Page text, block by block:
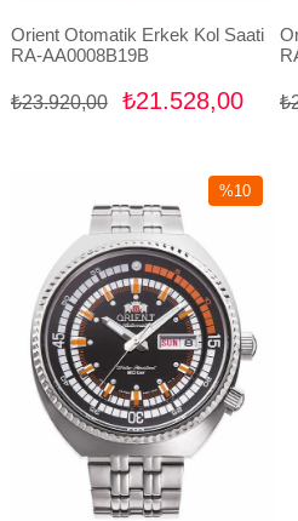
Orient Otomatik Erkek Kol Saati
RA-AA0008B19B
₺21.528,00
₺23.920,00
%10
%10İndirim